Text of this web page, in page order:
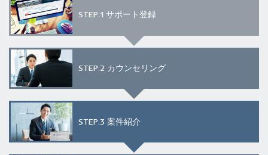
STEP.1 サポート登録
STEP.2 カウンセリング
STEP.3 案件紹介